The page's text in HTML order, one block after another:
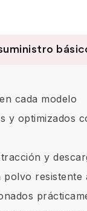
cada modelo
optimizados
y
resistente